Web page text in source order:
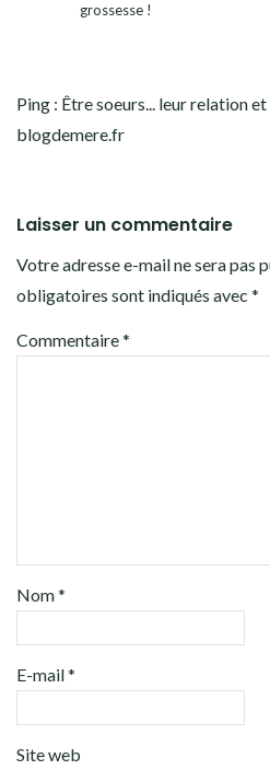
grossesse !
Ping : Être soeurs... leur relation
blogdemere.fr
Laisser un commentaire
Votre adresse e-mail ne sera pas
obligatoires sont indiqués avec *
Commentaire*
Nom*
E-mail*
Site web